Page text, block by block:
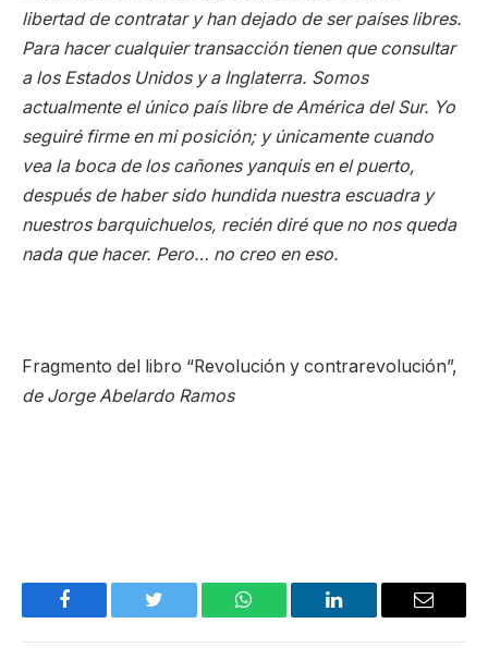
libertad de contratar y han dejado de ser países libres.
Para hacer cualquier transacción tienen que consultar
a los Estados Unidos y a Inglaterra. Somos
actualmente el único país libre de América del Sur. Yo
seguiré firme en mi posición; y únicamente cuando
vea la boca de los cañones yanquis en el puerto,
después de haber sido hundida nuestra escuadra y
nuestros barquichuelos, recién diré que no nos queda
nada que hacer. Pero… no creo en eso.
Fragmento del libro “Revolución y contrarevolución”,
de Jorge Abelardo Ramos
Facebook Twitter WhatsApp LinkedIn Email